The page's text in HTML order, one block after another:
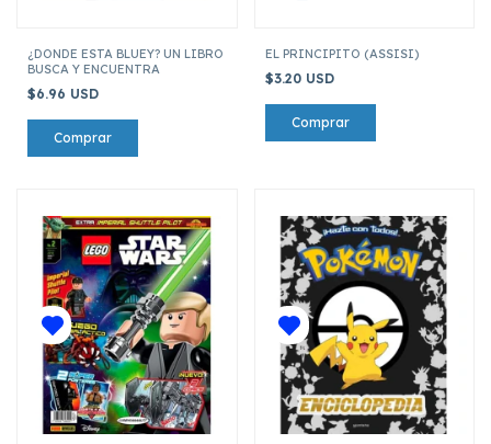
¿DONDE ESTA BLUEY? UN LIBRO
BUSCA Y ENCUENTRA
$6.96 USD
EL PRINCIPITO (ASSISI)
$3.20 USD